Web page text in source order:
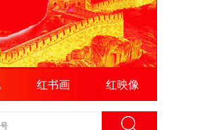
红书画 红映像